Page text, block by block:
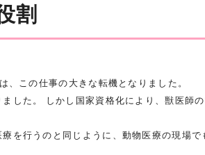
割
この仕事の大きな転機となりました。
した。 しかし国家資格化により、獣医
を行うのと同じように、動物医療の現場で